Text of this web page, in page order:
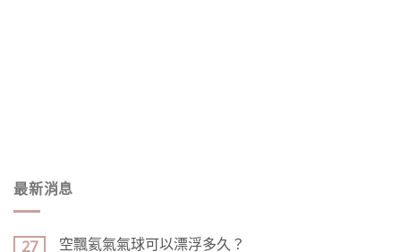
最新消息
27 空飄氦氣氣球可以漂浮多久？